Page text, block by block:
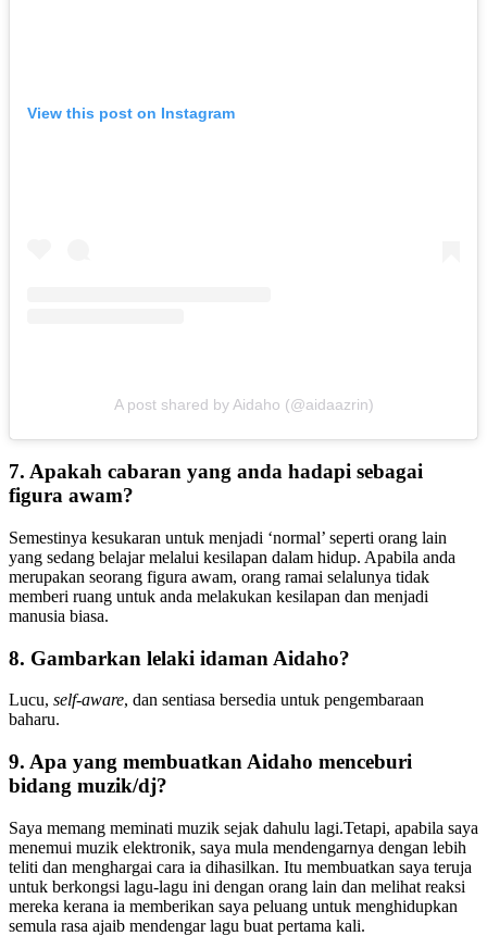
View this post on Instagram
A post shared by Aidaho (@aidaazrin)
7. Apakah cabaran yang anda hadapi sebagai
figura awam?
Semestinya kesukaran untuk menjadi ‘normal’ seperti orang lain
yang sedang belajar melalui kesilapan dalam hidup. Apabila anda
merupakan seorang figura awam, orang ramai selalunya tidak
memberi ruang untuk anda melakukan kesilapan dan menjadi
manusia biasa.
8. Gambarkan lelaki idaman Aidaho?
Lucu, self-aware, dan sentiasa bersedia untuk pengembaraan
baharu.
9. Apa yang membuatkan Aidaho menceburi
bidang muzik/dj?
Saya memang meminati muzik sejak dahulu lagi.Tetapi, apabila saya
menemui muzik elektronik, saya mula mendengarnya dengan lebih
teliti dan menghargai cara ia dihasilkan. Itu membuatkan saya teruja
untuk berkongsi lagu-lagu ini dengan orang lain dan melihat reaksi
mereka kerana ia memberikan saya peluang untuk menghidupkan
semula rasa ajaib mendengar lagu buat pertama kali.